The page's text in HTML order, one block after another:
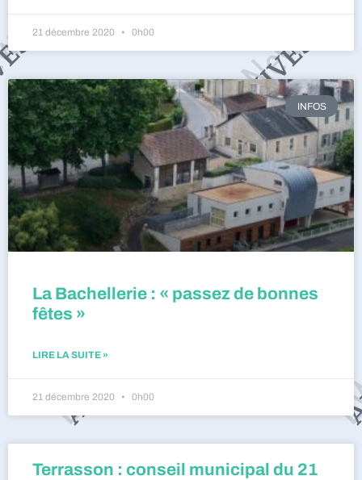
21 décembre 2020 0h00
INFOS
La Bachellerie : « passez de bonnes
fêtes »
LIRE LA SUITE »
21 décembre 2020 0h00
Terrasson : conseil municipal du 21